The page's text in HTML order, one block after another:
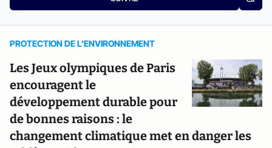
PROTECTION DE L'ENVIRONNEMENT
Les Jeux olympiques de Paris
encouragent le
développement durable pour
de bonnes raisons : le
changement climatique met en danger les